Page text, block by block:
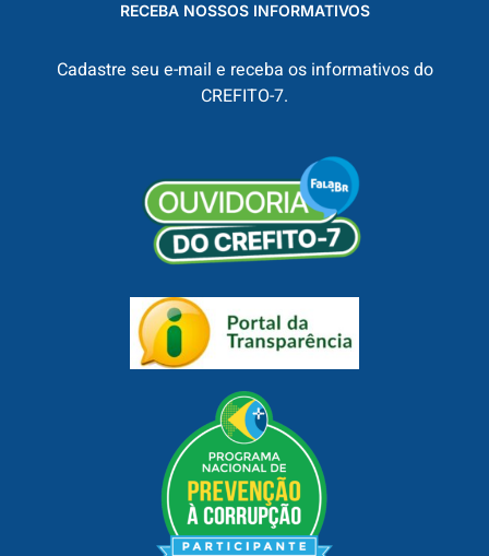
RECEBA NOSSOS INFORMATIVOS
Cadastre seu e-mail e receba os informativos do
CREFITO-7.